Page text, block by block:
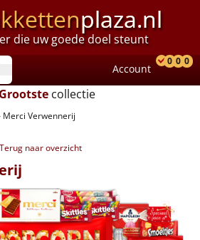
plaza.nl
die uw goede doel steunt
Account
0 0 0
Grootste collectie
Merci Verwennerij
Terug naar overzicht